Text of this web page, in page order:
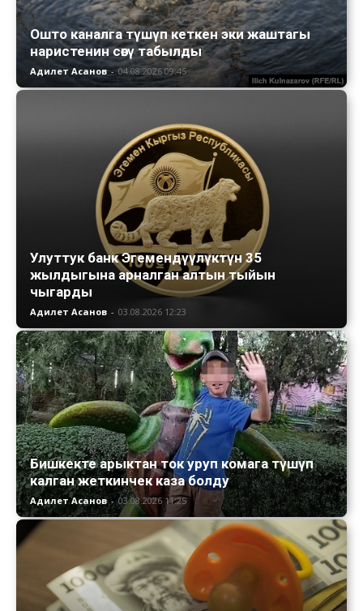
Ошто каналга түшүп кеткен эки жаштагы
наристенин сөөгү табылды
Адилет Асанов - 04.08.2026 09:45
Улуттук банк Эгемендүүлүктүн 35
жылдыгына арналган алтын тыйын
чыгарды
Адилет Асанов - 03.08.2026 12:23
Бишкекте арыктан ток уруп комага түшүп
калган жеткинчек каза болду
Адилет Асанов - 03.08.2026 11:25